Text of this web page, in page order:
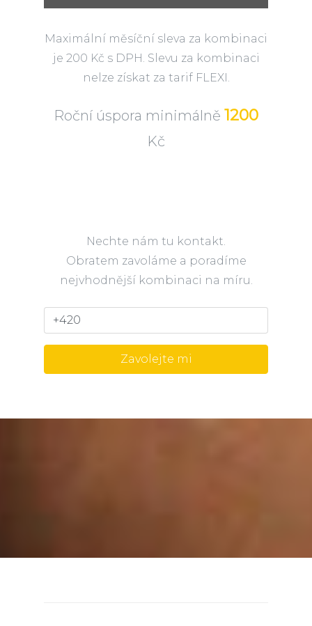
Maximální měsíční sleva za kombinaci
je 200 Kč s DPH. Slevu za kombinaci
nelze získat za tarif FLEXI.
Roční úspora minimálně 1200
Kč
Nechte nám tu kontakt.
Obratem zavoláme a poradíme
nejvhodnější kombinaci na míru.